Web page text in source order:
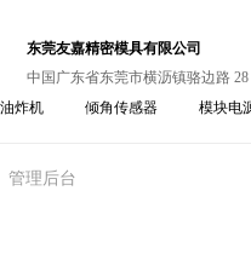
东莞友嘉精密模具有限公司
中国广东省东莞市横沥镇骆边路 28
炸机 倾角传感器 模块电
管理后台